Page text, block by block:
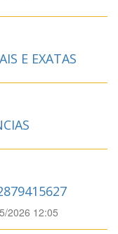
E EXATAS
2026 12:05